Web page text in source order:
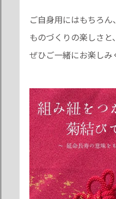
ご自身用にはもちろん
ものづくりの楽しさと
ぜひご一緒にお楽しみ